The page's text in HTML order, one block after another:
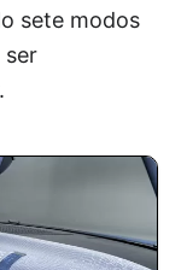
sete modos
ser